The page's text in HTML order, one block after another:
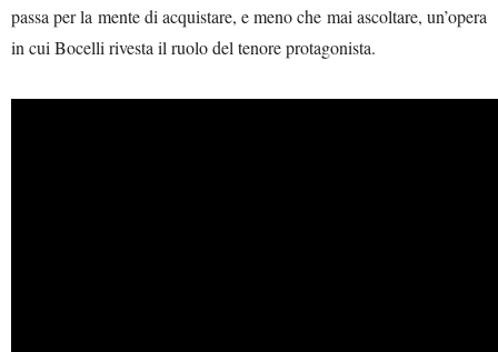
passa per la mente di acquistare, e meno che mai ascoltare, un’opera
in cui Bocelli rivesta il ruolo del tenore protagonista.